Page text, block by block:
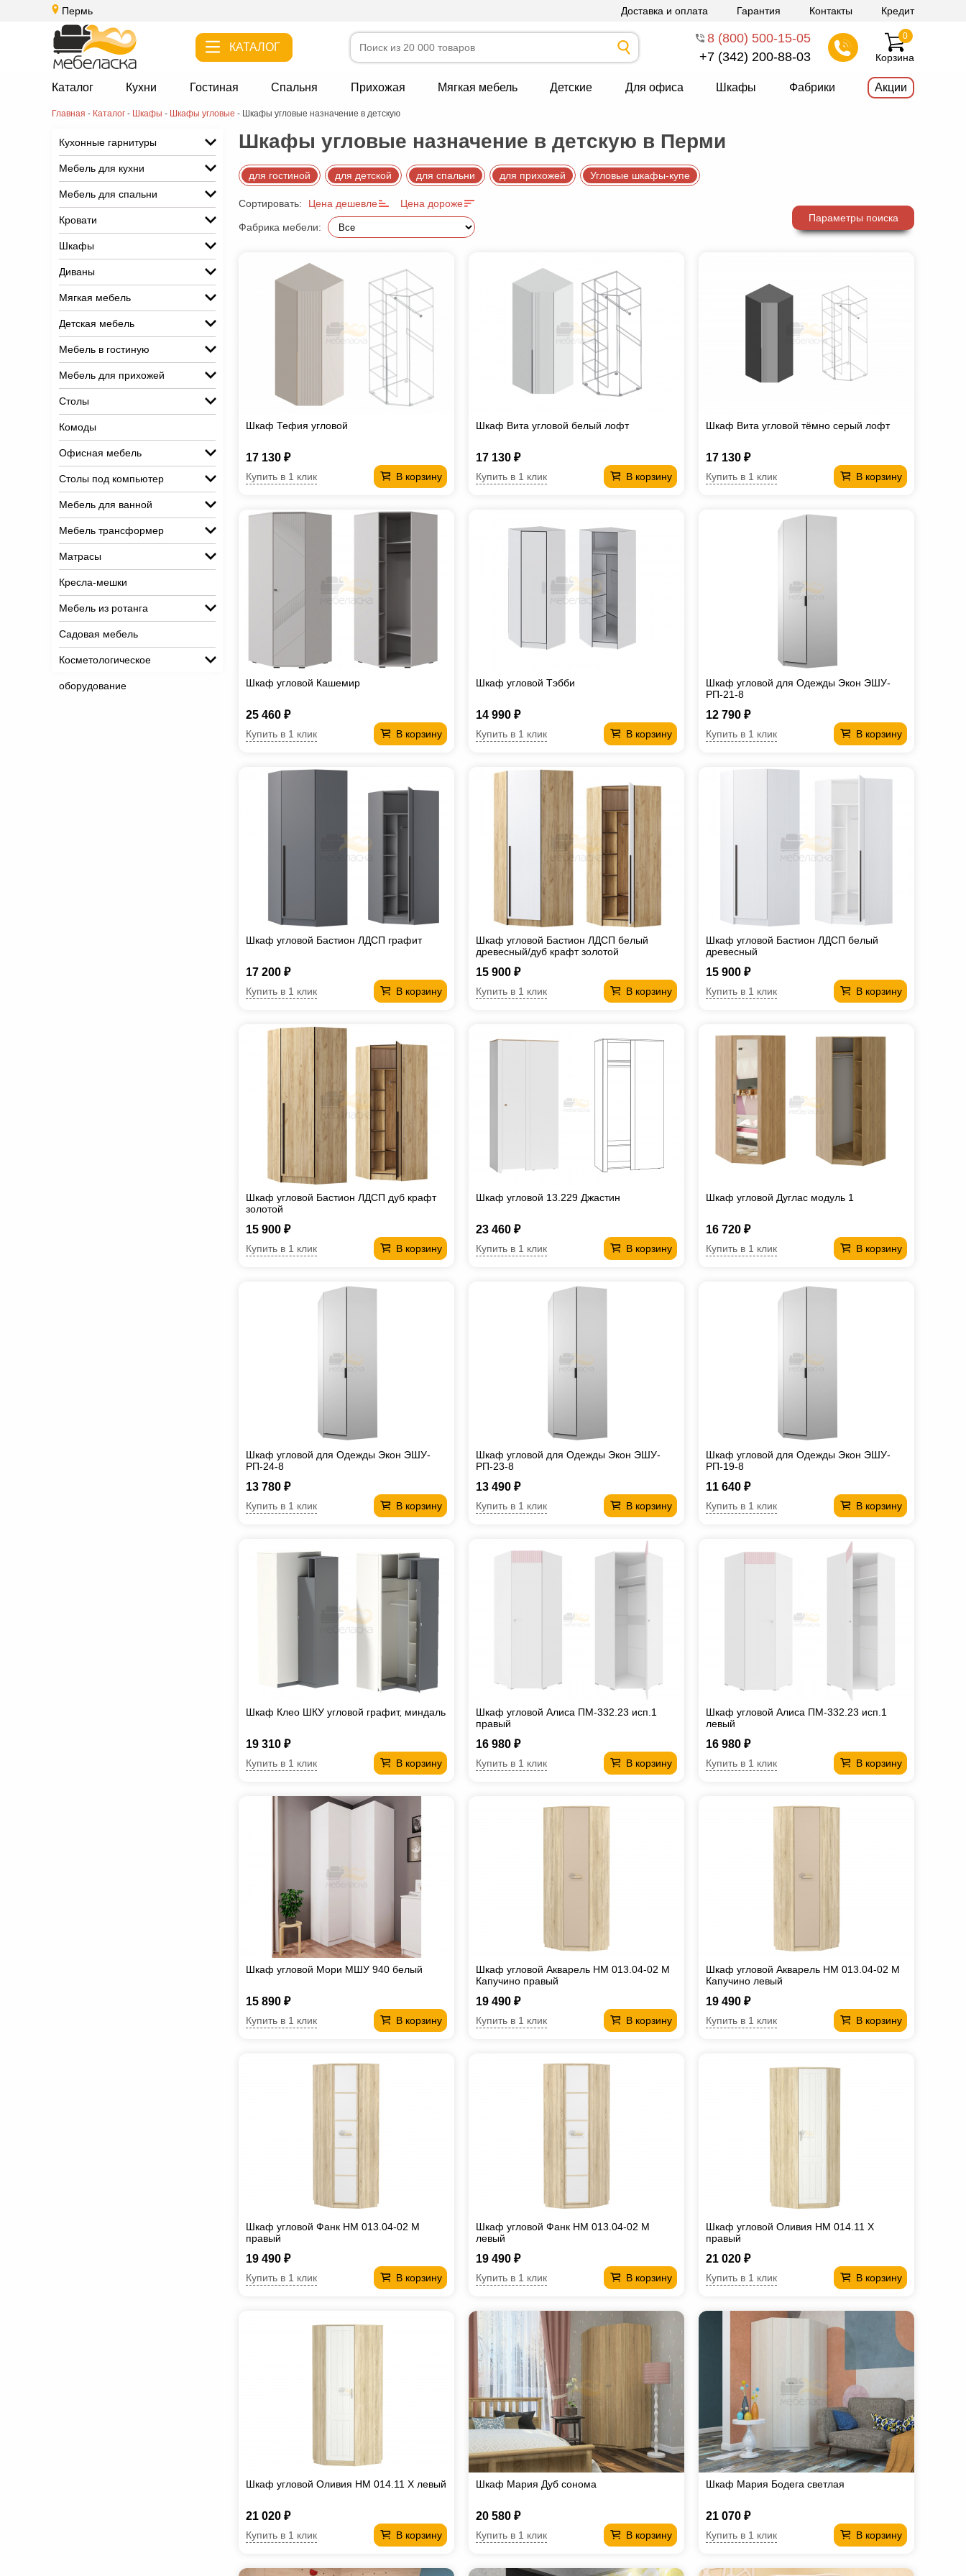
Пермь Доставка и оплата Гарантия Контакты Кредит
КАТАЛОГ
8 (800) 500-15-05
+7 (342) 200-88-03
Корзина
0
Каталог Кухни Гостиная Спальня Прихожая Мягкая мебель Детские Для офиса Шкафы Фабрики Акции
Главная - Каталог - Шкафы - Шкафы угловые - Шкафы угловые назначение в детскую
Кухонные гарнитуры
Мебель для кухни
Мебель для спальни
Кровати
Шкафы
Диваны
Мягкая мебель
Детская мебель
Мебель в гостиную
Мебель для прихожей
Столы
Комоды
Офисная мебель
Столы под компьютер
Мебель для ванной
Мебель трансформер
Матрасы
Кресла-мешки
Мебель из ротанга
Садовая мебель
Косметологическое
оборудование
Шкафы угловые назначение в детскую в Перми
для гостиной для детской для спальни для прихожей Угловые шкафы-купе
Сортировать: Цена дешевле Цена дороже
Фабрика мебели:
Параметры поиска
Шкаф Тефия угловой
17 130 ₽
В корзину
Купить в 1 клик
Шкаф Вита угловой белый лофт
17 130 ₽
В корзину
Купить в 1 клик
Шкаф Вита угловой тёмно серый лофт
17 130 ₽
В корзину
Купить в 1 клик
Шкаф угловой Кашемир
25 460 ₽
В корзину
Купить в 1 клик
Шкаф угловой Тэбби
14 990 ₽
В корзину
Купить в 1 клик
Шкаф угловой для Одежды Экон ЭШУ-
РП-21-8
12 790 ₽
В корзину
Купить в 1 клик
Шкаф угловой Бастион ЛДСП графит
17 200 ₽
В корзину
Купить в 1 клик
Шкаф угловой Бастион ЛДСП белый
древесный/дуб крафт золотой
15 900 ₽
В корзину
Купить в 1 клик
Шкаф угловой Бастион ЛДСП белый
древесный
15 900 ₽
В корзину
Купить в 1 клик
Шкаф угловой Бастион ЛДСП дуб крафт
золотой
15 900 ₽
В корзину
Купить в 1 клик
Шкаф угловой 13.229 Джастин
23 460 ₽
В корзину
Купить в 1 клик
Шкаф угловой Дуглас модуль 1
16 720 ₽
В корзину
Купить в 1 клик
Шкаф угловой для Одежды Экон ЭШУ-
РП-24-8
13 780 ₽
В корзину
Купить в 1 клик
Шкаф угловой для Одежды Экон ЭШУ-
РП-23-8
13 490 ₽
В корзину
Купить в 1 клик
Шкаф угловой для Одежды Экон ЭШУ-
РП-19-8
11 640 ₽
В корзину
Купить в 1 клик
Шкаф Клео ШКУ угловой графит, миндаль
19 310 ₽
В корзину
Купить в 1 клик
Шкаф угловой Алиса ПМ-332.23 исп.1
правый
16 980 ₽
В корзину
Купить в 1 клик
Шкаф угловой Алиса ПМ-332.23 исп.1
левый
16 980 ₽
В корзину
Купить в 1 клик
Шкаф угловой Мори МШУ 940 белый
15 890 ₽
В корзину
Купить в 1 клик
Шкаф угловой Акварель НМ 013.04-02 М
Капучино правый
19 490 ₽
В корзину
Купить в 1 клик
Шкаф угловой Акварель НМ 013.04-02 М
Капучино левый
19 490 ₽
В корзину
Купить в 1 клик
Шкаф угловой Фанк НМ 013.04-02 М
правый
19 490 ₽
В корзину
Купить в 1 клик
Шкаф угловой Фанк НМ 013.04-02 М
левый
19 490 ₽
В корзину
Купить в 1 клик
Шкаф угловой Оливия НМ 014.11 Х
правый
21 020 ₽
В корзину
Купить в 1 клик
Шкаф угловой Оливия НМ 014.11 Х левый
21 020 ₽
В корзину
Купить в 1 клик
Шкаф Мария Дуб сонома
20 580 ₽
В корзину
Купить в 1 клик
Шкаф Мария Бодега светлая
21 070 ₽
В корзину
Купить в 1 клик